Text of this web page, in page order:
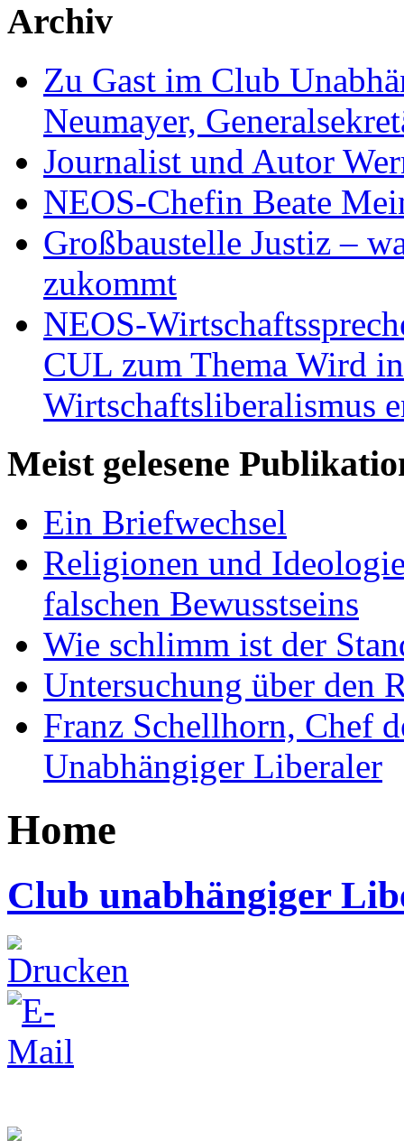
Archiv
Zu Gast im Club
Neumayer,
Journalist und Autor
NEOS-Chefin Beate
Großbaustelle Justiz –
zukommt
NEOS-
CUL zum Thema Wird
Wirtschaftsliberalismus
Meist gelesene
Ein Briefwechsel
Religionen und
falschen Bewusstseins
Wie schlimm ist der
Untersuchung über den
Franz Schellhorn, Chef
Unabhängiger Liberaler
Home
Club unabhängiger